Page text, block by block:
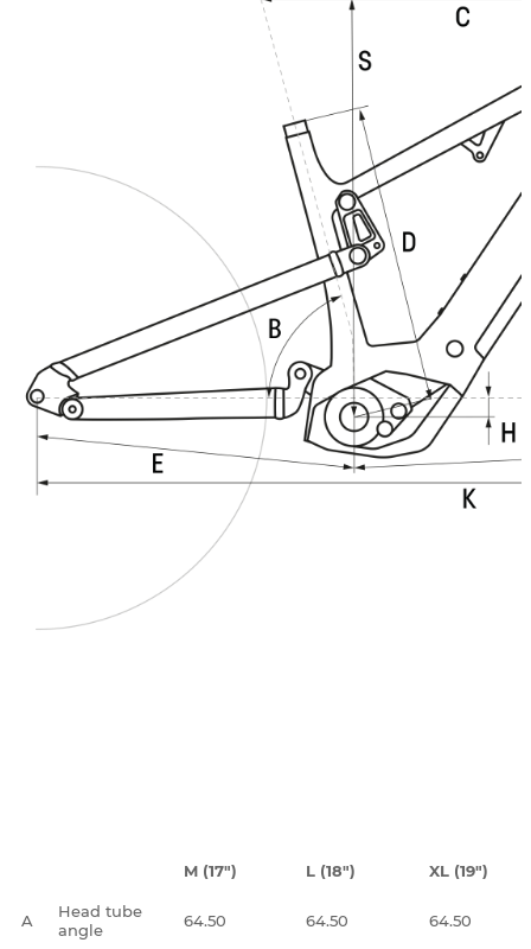
M (17") L (18") XL (19")
A
Head tube
angle
64.50 64.50 64.50